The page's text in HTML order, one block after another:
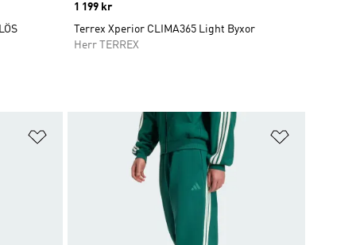
Price
1 199 kr
Terrex Xperior CLIMA365 Light Byxor
Herr TERREX
Lägg till på önskelistan